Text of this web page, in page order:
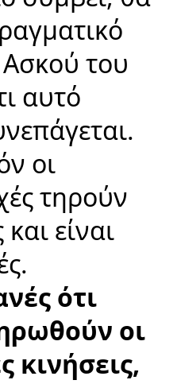
του
αυτό
οι
τηρούν
είναι
ότι
οι
κινήσεις,